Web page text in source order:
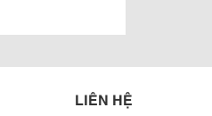
LIÊN HỆ